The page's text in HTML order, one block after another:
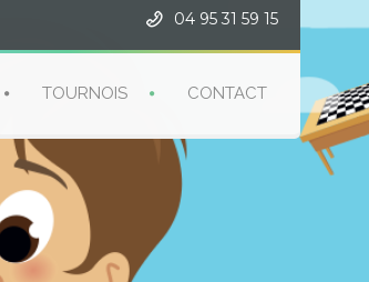
04 95 31 59 15
TOURNOIS CONTACT